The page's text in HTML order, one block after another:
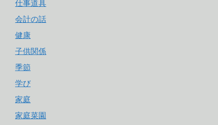
仕事道具
会計の話
健康
子供関係
季節
学び
家庭
家庭菜園